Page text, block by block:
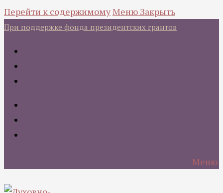
Перейти к содержимомуМеню Закрыть
При поддержке фонда президентских грантов
Меню